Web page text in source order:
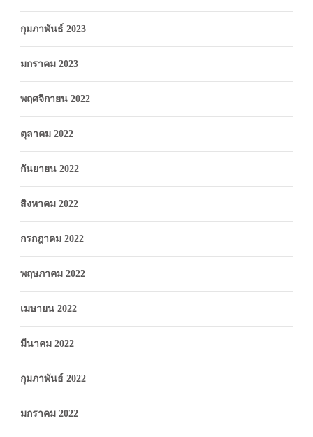
กุมภาพันธ์ 2023
มกราคม 2023
พฤศจิกายน 2022
ตุลาคม 2022
กันยายน 2022
สิงหาคม 2022
กรกฎาคม 2022
พฤษภาคม 2022
เมษายน 2022
มีนาคม 2022
กุมภาพันธ์ 2022
มกราคม 2022